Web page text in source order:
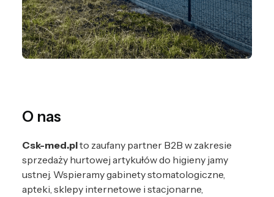
O nas
Csk-med.plto zaufany partner B2B w zakresie
sprzedaży hurtowej artykułów do higieny jamy
ustnej. Wspieramy gabinety stomatologiczne,
apteki, sklepy internetowe i stacjonarne,